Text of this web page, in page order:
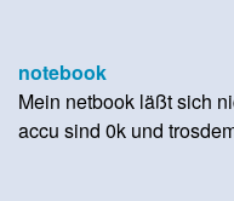
notebook
Mein netbook läßt sich
accu sind 0k und